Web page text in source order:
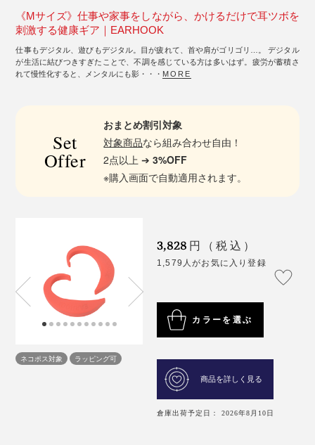
《Mサイズ》仕事や家事をしながら、かけるだけで耳ツボを
刺激する健康ギア｜EARHOOK
仕事もデジタル、遊びもデジタル。目が疲れて、首や肩がゴリゴリ…。 デジタル
が生活に結びつきすぎたことで、不調を感じている方は多いはず。疲労が蓄積さ
れて慢性化すると、メンタルにも影・・・ MORE
Set
Offer
おまとめ割引対象
対象商品なら組み合わせ自由！
2点以上 ➔3%OFF
※購入画面で自動適用されます。
ネコポス対象 ラッピング可
3,828 円（税込）
1,579人がお気に入り登録
カラーを選ぶ
商品を詳しく見る
倉庫出荷予定日： 2026年8月10日